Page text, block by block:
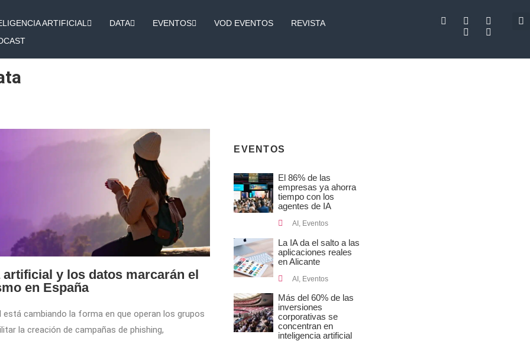
ARTIFICIAL DATA EVENTOS VOD EVENTOS
REVISTA
a
o
i
n
d
w
i
e
n
s
g
o
u
b
y los datos marcarán el
en España
cambiando la forma en que operan los grupos
la creación de campañas de phishing,
EVENTOS
El 86% de las
empresas ya ahorra
tiempo con los
agentes de IA
AI , Eventos
La IA da el salto a las
aplicaciones reales
en Alicante
AI, Eventos
Más del 60% de las
inversiones
corporativas se
concentran en
inteligencia artificial